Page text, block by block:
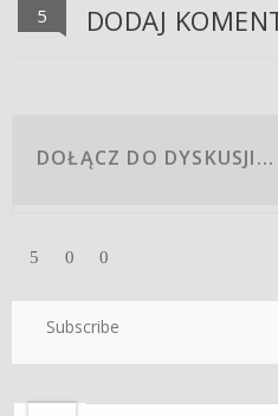
5 DODAJ
5 0 0
Subscribe